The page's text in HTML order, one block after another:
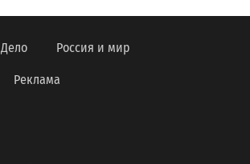
Дело Россия и мир
Реклама